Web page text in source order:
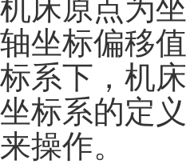
床原点为
坐标偏移
系下，机
标系的定
操作。